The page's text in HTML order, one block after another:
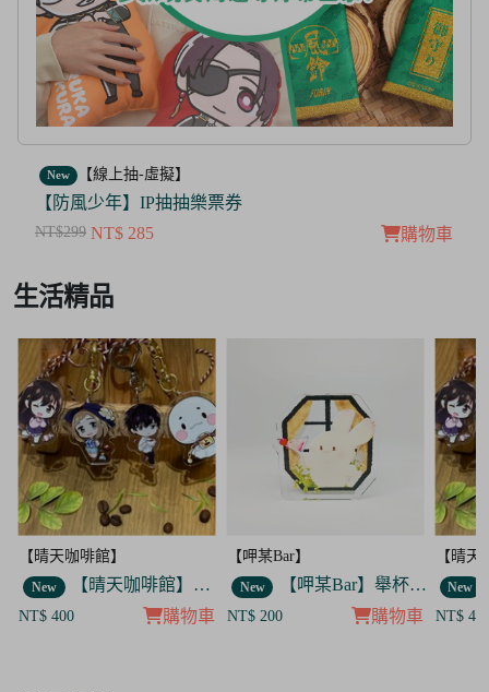
New 【線上抽-虛擬】
【防風少年】IP抽抽樂票券
NT$299 NT$ 285
購物車
3
3
生活精品
【晴天咖啡館】
New 【晴天咖啡館】吊飾套組
NT$ 400 購物車
【呷某Bar】
New 【呷某Bar】舉杯菟菟款 飯友
NT$ 200 購物車
【晴天
New
NT$